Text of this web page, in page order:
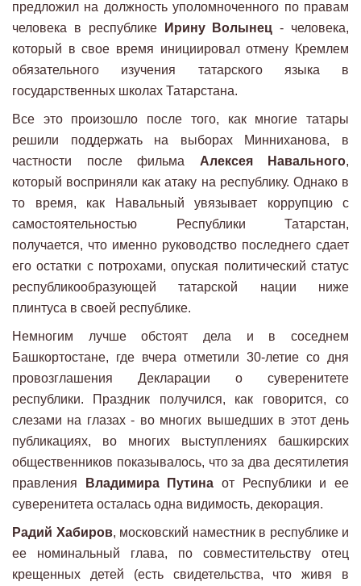
предложил на должность уполомноченного по правам
человека в республике
Ирину Волынец - человека,
который в свое время инициировал отмену Кремлем
обязательного изучения татарского языка в
государственных школах Татарстана.
Все это произошло после того, как многие татары
решили поддержать на выборах Минниханова, в
частности после фильма Алексея Навального,
который восприняли как атаку на республику. Однако в
то время, как Навальный увязывает коррупцию с
самостоятельностью Республики Татарстан,
получается, что именно руководство последнего сдает
его остатки с потрохами, опуская политический статус
республикообразующей татарской нации ниже
плинтуса в своей республике.
Немногим лучше обстоят дела и в соседнем
Башкортостане, где вчера отметили 30-летие со дня
провозглашения Декларации о суверенитете
республики. Праздник получился, как говорится, со
слезами на глазах - во многих вышедших в этот день
публикациях, во многих выступлениях башкирских
общественников показывалось, что за два десятилетия
правления
Владимира Путина от Республики и ее
суверенитета осталась одна видимость, декорация.
Радий Хабиров, московский наместник в республике и
ее номинальный глава, по совместительству отец
крещенных детей (есть свидетельства, что живя в